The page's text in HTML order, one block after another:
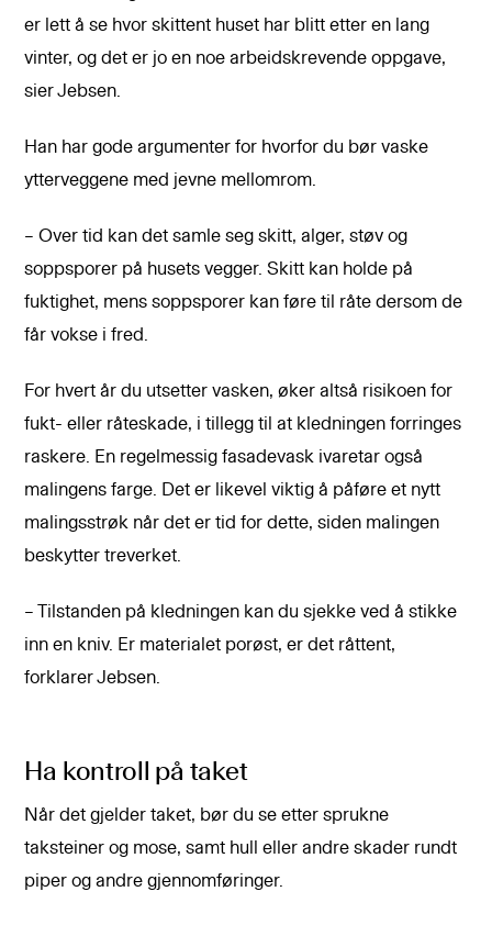
er lett å se hvor skittent huset har blitt etter en lang
vinter, og det er jo en noe arbeidskrevende oppgave,
sier Jebsen.
Han har gode argumenter for hvorfor du bør vaske
ytterveggene med jevne mellomrom.
– Over tid kan det samle seg skitt, alger, støv og
soppsporer på husets vegger. Skitt kan holde på
fuktighet, mens soppsporer kan føre til råte dersom de
får vokse i fred.
For hvert år du utsetter vasken, øker altså risikoen for
fukt- eller råteskade, i tillegg til at kledningen forringes
raskere. En regelmessig fasadevask ivaretar også
malingens farge. Det er likevel viktig å påføre et nytt
malingsstrøk når det er tid for dette, siden malingen
beskytter treverket.
– Tilstanden på kledningen kan du sjekke ved å stikke
inn en kniv. Er materialet porøst, er det råttent,
forklarer Jebsen.
Ha kontroll på taket
Når det gjelder taket, bør du se etter sprukne
taksteiner og mose, samt hull eller andre skader rundt
piper og andre gjennomføringer.